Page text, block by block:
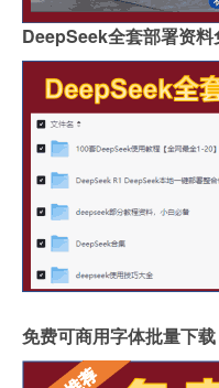
DeepSeek全套部署资料
免费可商用字体批量下载